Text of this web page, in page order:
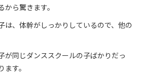
ら驚きます。
は、体幹がしっかりしているので、他の
が同じダンススクールの子ばかりだっ
す。